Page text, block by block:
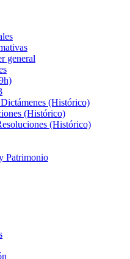
general
(Histórico)
(Histórico)
(Histórico)
Patrimonio